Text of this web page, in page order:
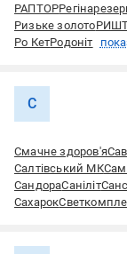
РАПТОРРегіна
Ризьке золото
Ро КетРодоніт
С
Смачне здоров'я
Салтівський МК
СандораСаніліт
Сахарок